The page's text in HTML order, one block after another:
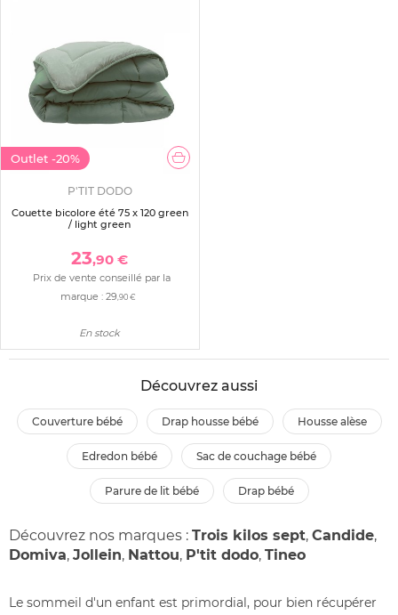
Outlet -20%
P'TIT DODO
Couette bicolore été 75 x 120 green
/ light green
23,90 €
Prix de vente conseillé par la
marque : 29 ,90 €
En stock
Découvrez aussi
couverture bébé drap housse bébé housse alèse
edredon bébé sac de couchage bébé
parure de lit bébé drap bébé
Découvrez nos marques : Trois kilos sept, Candide,
Domiva, Jollein, Nattou, P'tit dodo, Tineo
Le sommeil d'un enfant est primordial, pour bien récupérer